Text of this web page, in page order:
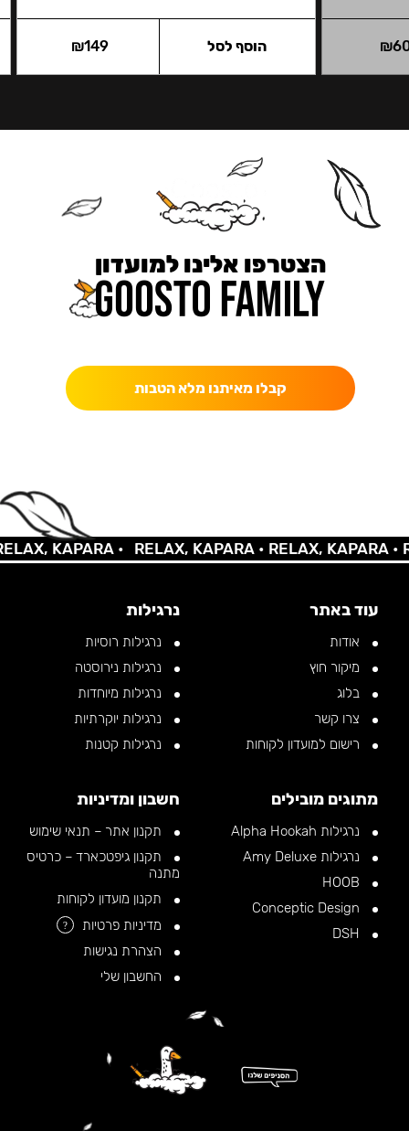
₪
₪149 הוסף לסל
הצטרפו אלינו למועדון
קבלו מאיתנו מלא הטבות
KAPARA • RELAX, KAPARA •RELAX, KAPARA •
עוד באתר
אודות
מיקור חוץ
בלוג
צרו קשר
רישום למועדון לקוחות
נרגילות
נרגילות רוסיות
נרגילות נירוסטה
נרגילות מיוחדות
נרגילות יוקרתיות
נרגילות קטנות
מתוגים מובילים
נרגילות Alpha Hookah
נרגילות Amy Deluxe
חשבון ומדיניות
תקנון אתר – תנאי שימוש
תקנון גיפטכארד – כרטיס
מתנה
תקנון מועדון לקוחות
מדיניות פרטיות
?
הצהרת נגישות
החשבון שלי